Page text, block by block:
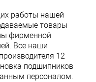
работы нашей
товары
фирменной
Все наши
12
подшипников
персоналом.